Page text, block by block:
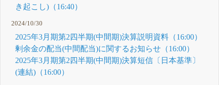
き起こし)（16:40）
2024/10/30
2025年3月期第2四半期(中間期)決算説明資料（16:00）
剰余金の配当(中間配当)に関するお知らせ（16:00）
2025年3月期第2四半期(中間期)決算短信〔日本基準〕
(連結)（16:00）